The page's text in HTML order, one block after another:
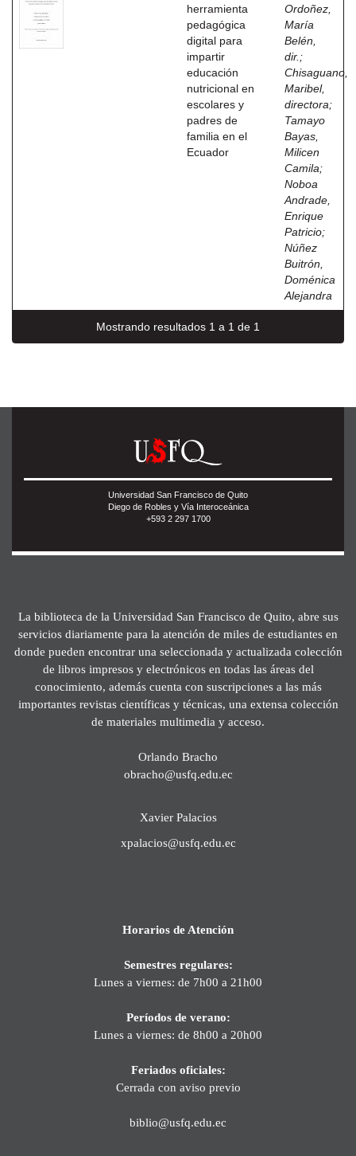
herramienta
pedagógica
digital para
impartir
educación
nutricional en
escolares y
padres de
familia en el
Ecuador
Ordoñez,
María
Belén,
dir. ;
Chisaguano,
Maribel,
directora;
Tamayo
Bayas,
Milicen
Camila;
Noboa
Andrade,
Enrique
Patricio;
Núñez
Buitrón,
Doménica
Alejandra
Mostrando resultados 1 a 1 de 1
Universidad San Francisco de Quito
Diego de Robles y Vía Interoceánica
+593 2 297 1700
La biblioteca de la Universidad San Francisco de Quito, abre sus
servicios diariamente para la atención de miles de estudiantes en
donde pueden encontrar una seleccionada y actualizada colección
de libros impresos y electrónicos en todas las áreas del
conocimiento, además cuenta con suscripciones a las más
importantes revistas científicas y técnicas, una extensa colección
de materiales multimedia y acceso.
Orlando Bracho
obracho@usfq.edu.ec
Xavier Palacios
xpalacios@usfq.edu.ec
Horarios de Atención
Semestres regulares:
Lunes a viernes: de 7h00 a 21h00
Períodos de verano:
Lunes a viernes: de 8h00 a 20h00
Feriados oficiales:
Cerrada con aviso previo
biblio@usfq.edu.ec